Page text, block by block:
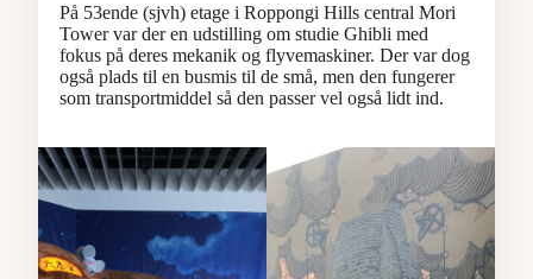
På 53ende (sjvh) etage i Roppongi Hills central Mori
Tower var der en udstilling om studie Ghibli med
fokus på deres mekanik og flyvemaskiner. Der var dog
også plads til en busmis til de små, men den fungerer
som transportmiddel så den passer vel også lidt ind.